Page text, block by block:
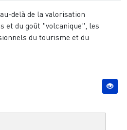
delà de la valorisation
et du goût "volcanique", les
du tourisme et du